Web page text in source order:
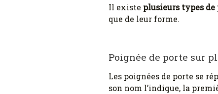
Il existe plusieurs types de
que de leur forme.
Poignée de porte sur
Les poignées de porte se
son nom l’indique, la